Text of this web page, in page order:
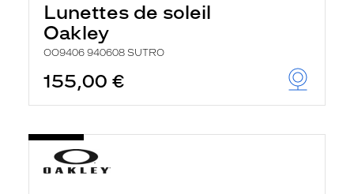
Lunettes de soleil
Oakley
OO9406 940608 SUTRO
155,00 €